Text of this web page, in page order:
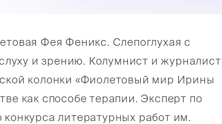
Фея Феникс. Слепоглухая с
и зрению. Колумнист и журналист
колонки «Фиолетовый мир Ирины
как способе терапии. Эксперт по
литературных работ им.